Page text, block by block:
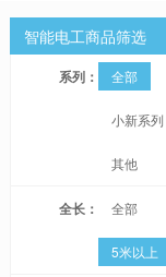
智能电工商品筛选
系列： 全部
小新系列
其他
全长： 全部
5米以上